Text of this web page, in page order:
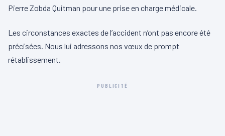
Pierre Zobda Quitman pour une prise en charge médicale.
Les circonstances exactes de l’accident n’ont pas encore été
précisées. Nous lui adressons nos vœux de prompt
rétablissement.
PUBLICITÉ